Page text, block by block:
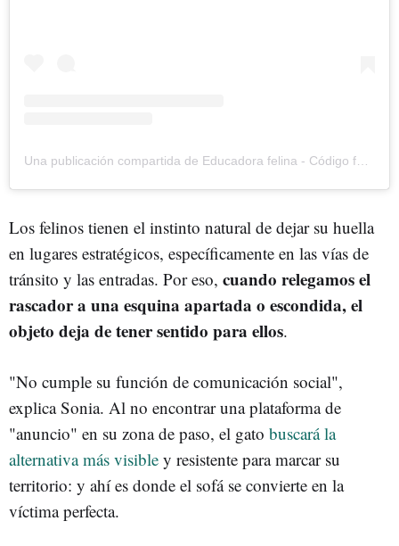
Los felinos tienen el instinto natural de dejar su huella
en lugares estratégicos, específicamente en las vías de
tránsito y las entradas. Por eso, cuando relegamos el
rascador a una esquina apartada o escondida, el
objeto deja de tener sentido para ellos.
"No cumple su función de comunicación social",
explica Sonia. Al no encontrar una plataforma de
"anuncio" en su zona de paso, el gato buscará la
alternativa más visible y resistente para marcar su
territorio: y ahí es donde el sofá se convierte en la
víctima perfecta.